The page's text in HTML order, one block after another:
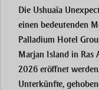
Die Ushuaïa
einen bedeutenden
Palladium Hotel
Marjan Island in Ras
2026 eröffnet
Unterkünfte,